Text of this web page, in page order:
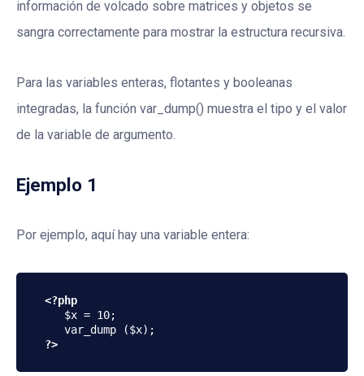
información de volcado sobre matrices y objetos se
sangra correctamente para mostrar la estructura recursiva.
Para las variables enteras, flotantes y booleanas
integradas, la función var_dump() muestra el tipo y el valor
de la variable de argumento.
Ejemplo 1
Por ejemplo, aquí hay una variable entera:
<?php
?>